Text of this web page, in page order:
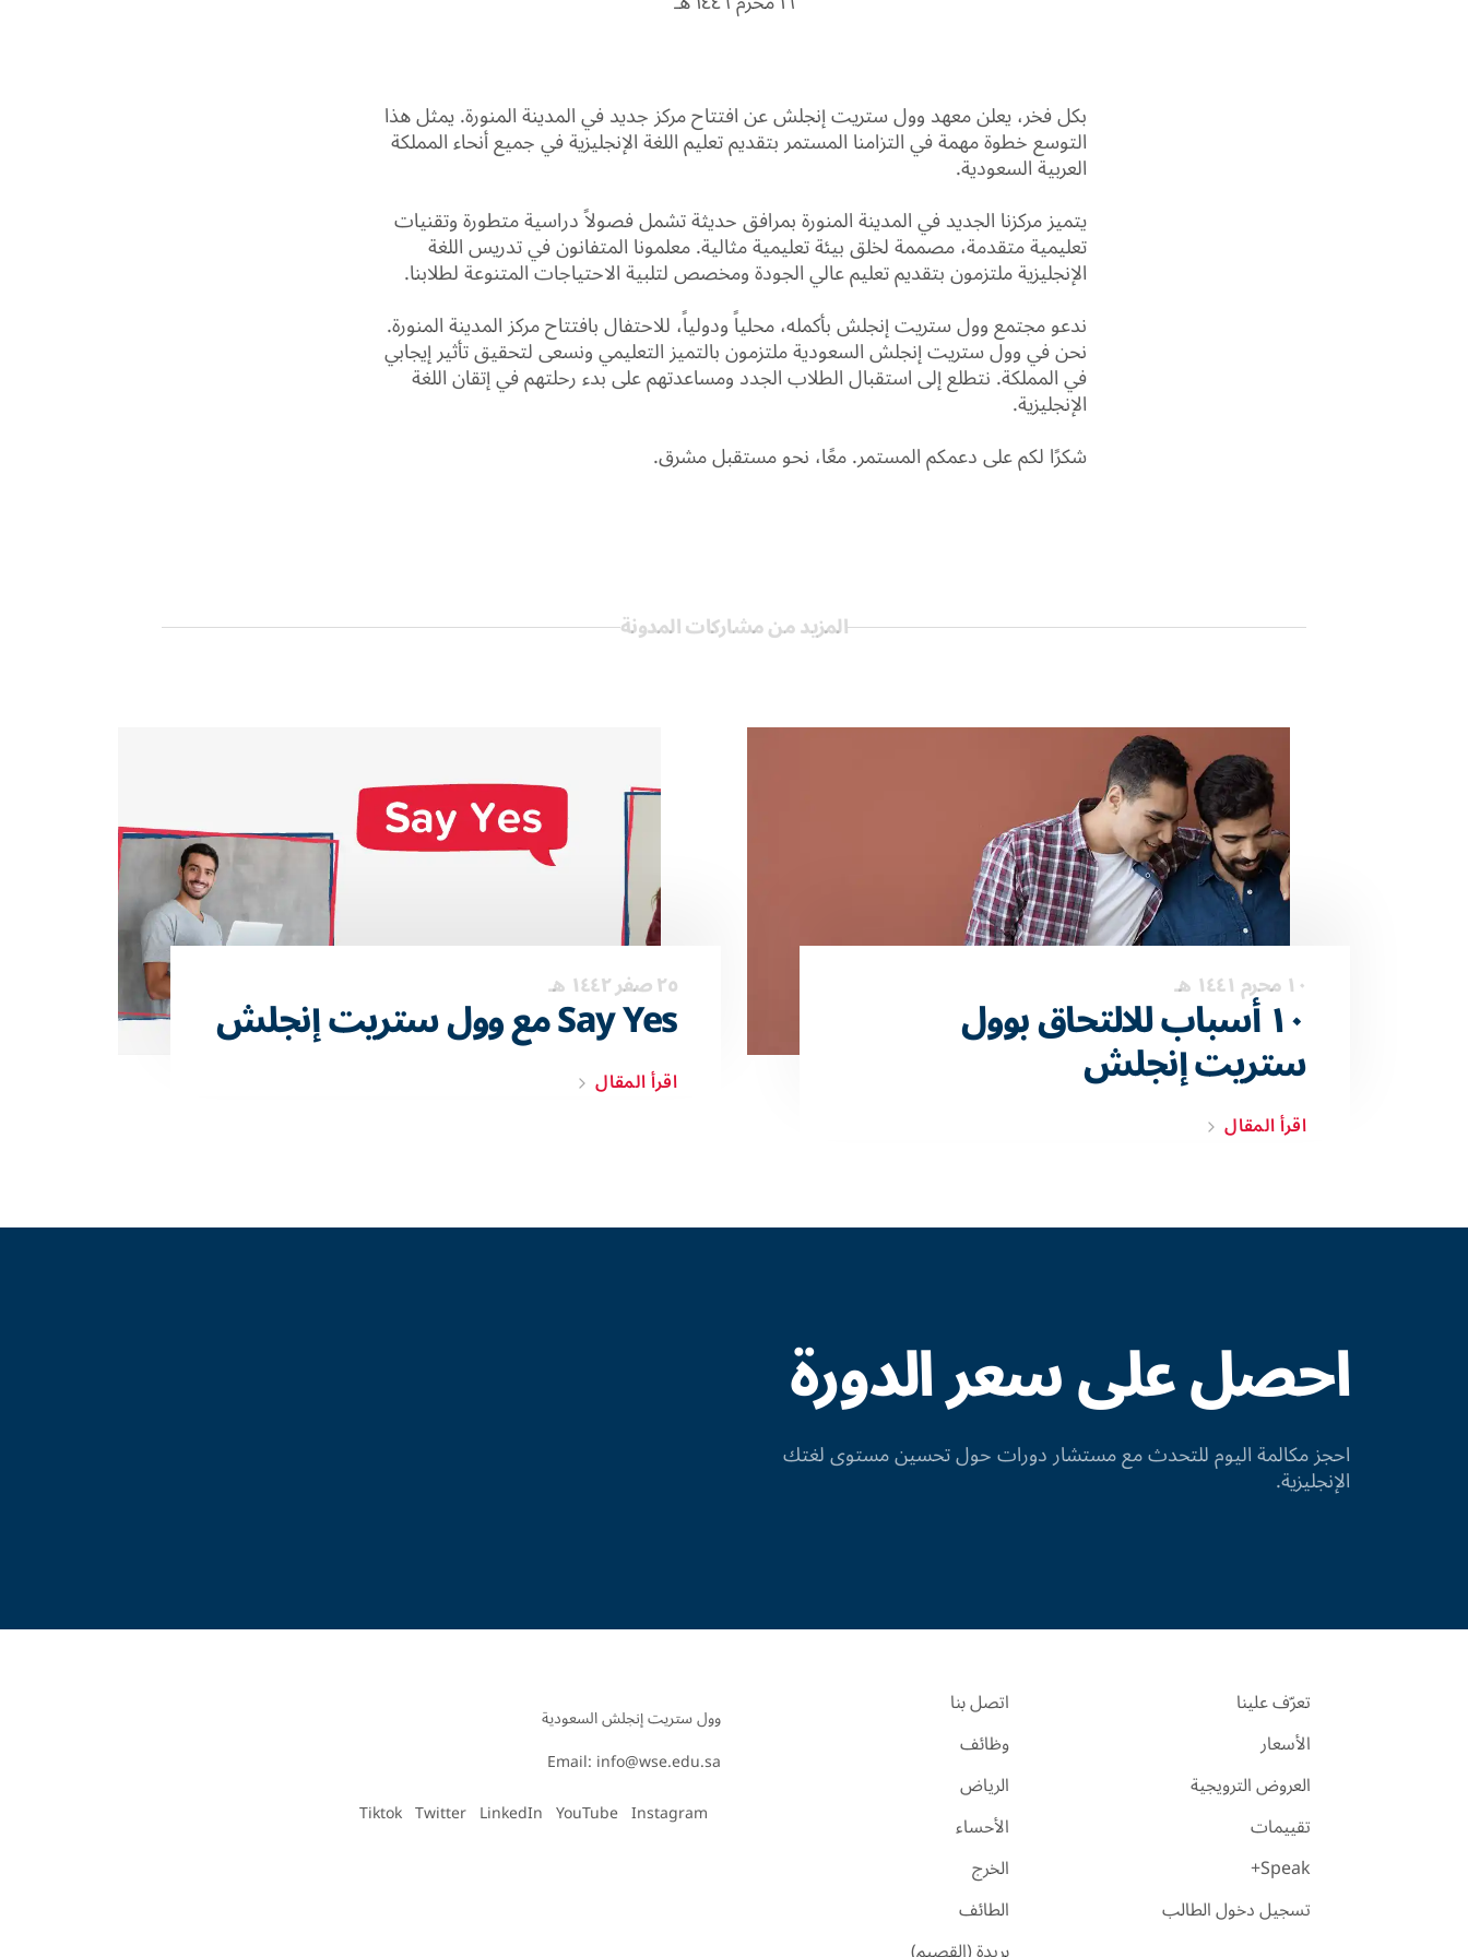
بكل فخر، يعلن معهد وول ستريت إنجلش عن افتتاح مركز جديد في المدينة المنورة. يمثل هذا
التوسع خطوة مهمة في التزامنا المستمر بتقديم تعليم اللغة الإنجليزية في جميع أنحاء المملكة
العربية السعودية.
يتميز مركزنا الجديد في المدينة المنورة بمرافق حديثة تشمل فصولاً دراسية متطورة وتقنيات
تعليمية متقدمة، مصممة لخلق بيئة تعليمية مثالية. معلمونا المتفانون في تدريس اللغة
الإنجليزية ملتزمون بتقديم تعليم عالي الجودة ومخصص لتلبية الاحتياجات المتنوعة لطلابنا.
ندعو مجتمع وول ستريت إنجلش بأكمله، محلياً ودولياً، للاحتفال بافتتاح مركز المدينة المنورة.
نحن في وول ستريت إنجلش السعودية ملتزمون بالتميز التعليمي ونسعى لتحقيق تأثير إيجابي
في المملكة. نتطلع إلى استقبال الطلاب الجدد ومساعدتهم على بدء رحلتهم في إتقان اللغة
الإنجليزية.
شكرًا لكم على دعمكم المستمر. معًا، نحو مستقبل مشرق.
المزيد من مشاركات المدونة
١٠ محرم ١٤٤١ هـ ١٠ أسباب للالتحاق بوول
ستريت إنجلش
اقرأ المقال
٢٥ صفر ١٤٤٢ هـ
Say Yes مع وول ستريت إنجلش
اقرأ المقال
احصل على سعر الدورة
احجز مكالمة اليوم للتحدث مع مستشار دورات حول تحسين مستوى لغتك
الإنجليزية.
تعرّف علينا
الأسعار
العروض الترويجية
تقييمات
Speak+
تسجيل دخول الطالب
اتصل بنا
وظائف
الرياض
الأحساء
الخرج
الطائف
Email: info@wse.edu.sa
Instagram
YouTube
LinkedIn
Twitter
Tiktok